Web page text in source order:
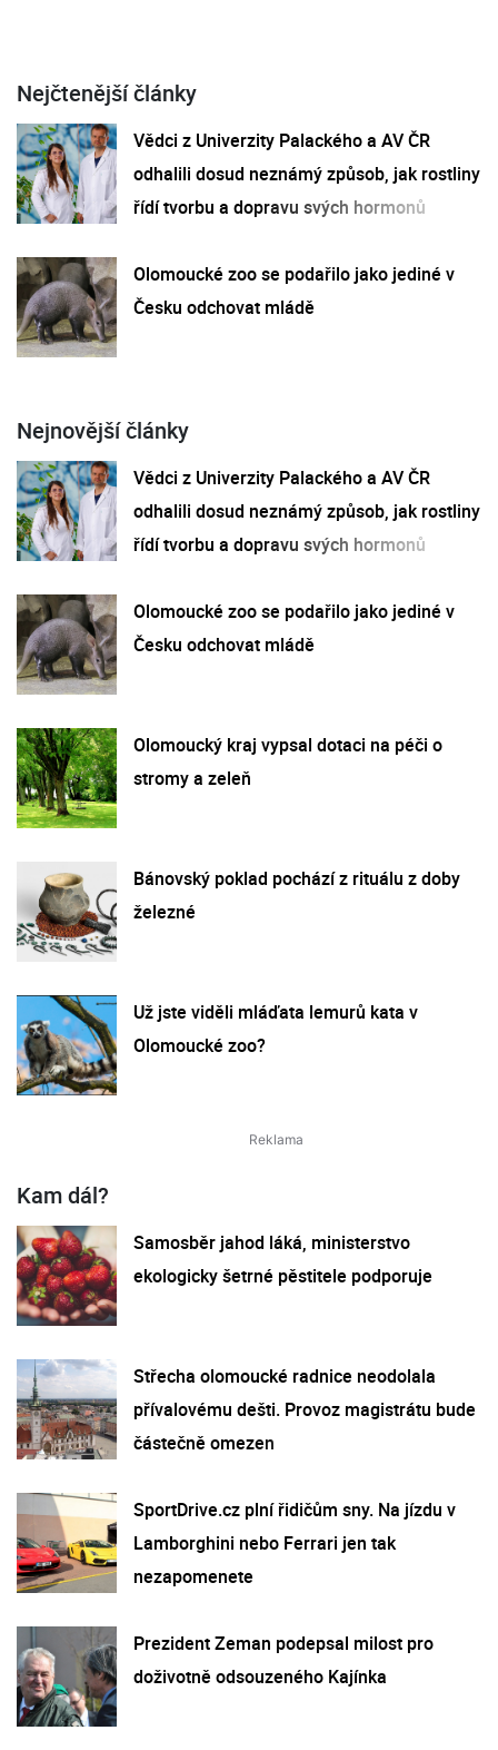
Nejčtenější články
Vědci z Univerzity Palackého a AV ČR
odhalili dosud neznámý způsob, jak rostliny
řídí tvorbu a dopravu svých hormonů
Olomoucké zoo se podařilo jako jediné v
Česku odchovat mládě
Nejnovější články
Vědci z Univerzity Palackého a AV ČR
odhalili dosud neznámý způsob, jak rostliny
řídí tvorbu a dopravu svých hormonů
Olomoucké zoo se podařilo jako jediné v
Česku odchovat mládě
Olomoucký kraj vypsal dotaci na péči o
stromy a zeleň
Bánovský poklad pochází z rituálu z doby
železné
Už jste viděli mláďata lemurů kata v
Olomoucké zoo?
Kam dál?
Samosběr jahod láká, ministerstvo
ekologicky šetrné pěstitele podporuje
Střecha olomoucké radnice neodolala
přívalovému dešti. Provoz magistrátu bude
částečně omezen
SportDrive.cz plní řidičům sny. Na jízdu v
Lamborghini nebo Ferrari jen tak
nezapomenete
Prezident Zeman podepsal milost pro
doživotně odsouzeného Kajínka